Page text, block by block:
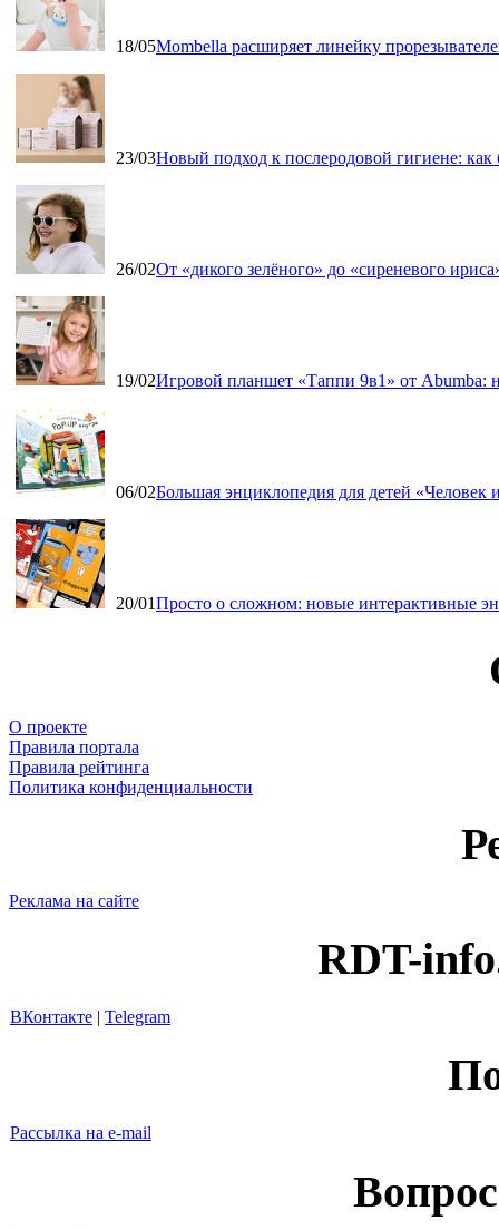
18/05Mombella расширяет линейку
23/03Новый подход к послеродовой гигиене:
26/02От «дикого зелёного» до «сиреневого
19/02Игровой планшет «Таппи 9в1» от Abumba:
06/02Большая энциклопедия для детей
20/01Просто о сложном: новые интерактивные
О проекте
Правила портала
Правила рейтинга
Политика конфиденциальности
Реклама на сайте
RDT-
ВКонтакте | Telegram
Рассылка на e-mail